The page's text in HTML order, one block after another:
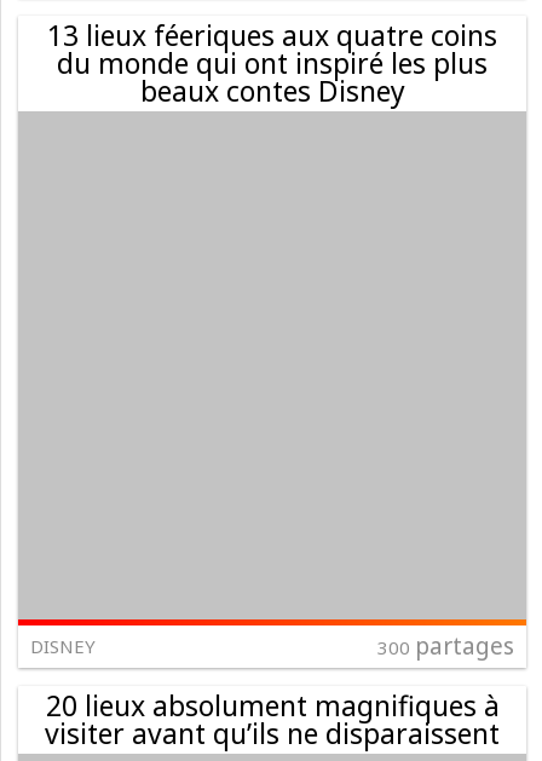
13 lieux féeriques aux quatre coins
du monde qui ont inspiré les plus
beaux contes Disney
DISNEY 300 partages
20 lieux absolument magnifiques à
visiter avant qu’ils ne disparaissent